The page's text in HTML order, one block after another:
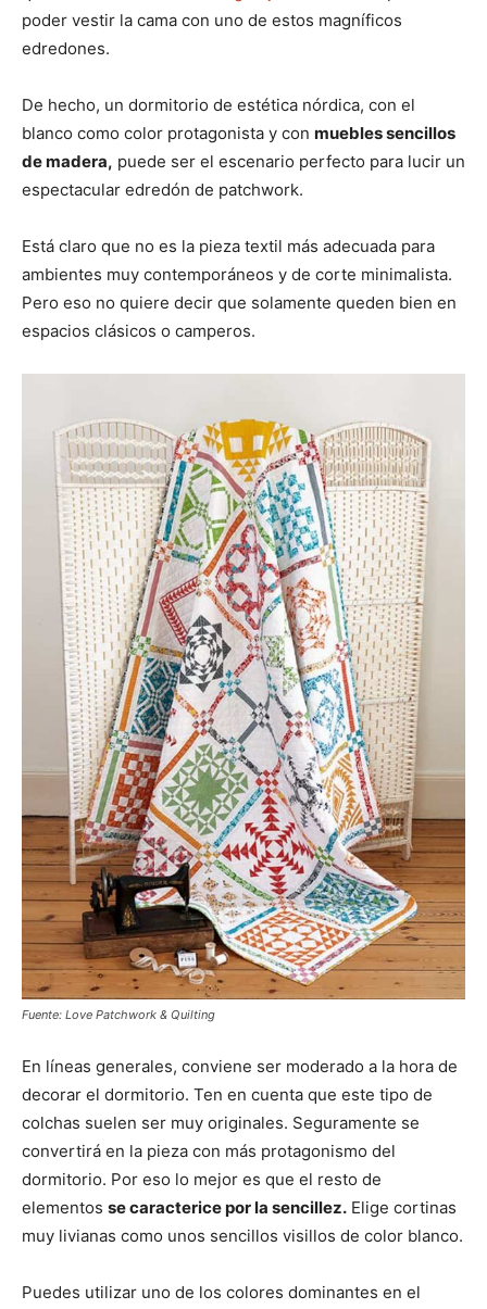
poder vestir la cama con uno de estos magníficos
edredones.
De hecho, un dormitorio de estética nórdica, con el
blanco como color protagonista y con muebles sencillos
de madera, puede ser el escenario perfecto para lucir un
espectacular edredón de patchwork.
Está claro que no es la pieza textil más adecuada para
ambientes muy contemporáneos y de corte minimalista.
Pero eso no quiere decir que solamente queden bien en
espacios clásicos o camperos.
Fuente: Love Patchwork & Quilting
En líneas generales, conviene ser moderado a la hora de
decorar el dormitorio. Ten en cuenta que este tipo de
colchas suelen ser muy originales. Seguramente se
convertirá en la pieza con más protagonismo del
dormitorio. Por eso lo mejor es que el resto de
elementos se caracterice por la sencillez. Elige cortinas
muy livianas como unos sencillos visillos de color blanco.
Puedes utilizar uno de los colores dominantes en el